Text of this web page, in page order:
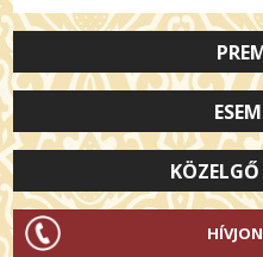
KÖZELGŐ